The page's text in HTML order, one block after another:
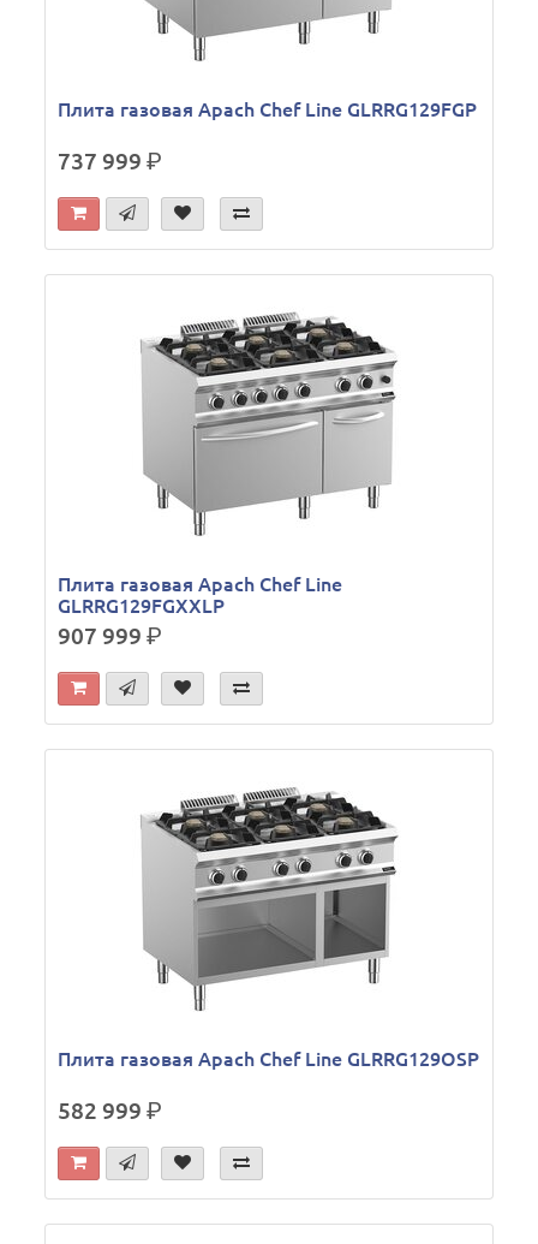
Плита газовая Apach Chef Line GLRRG129FGP
737 999р.
Плита газовая Apach Chef Line
GLRRG129FGXXLP
907 999р.
Плита газовая Apach Chef Line GLRRG129OSP
582 999р.